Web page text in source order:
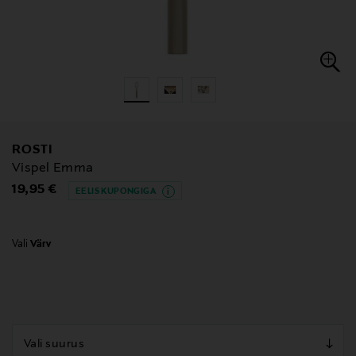
ROSTI
Vispel Emma
Original Price
19,95 € EELIS KUPONGIGA
Vali Värv